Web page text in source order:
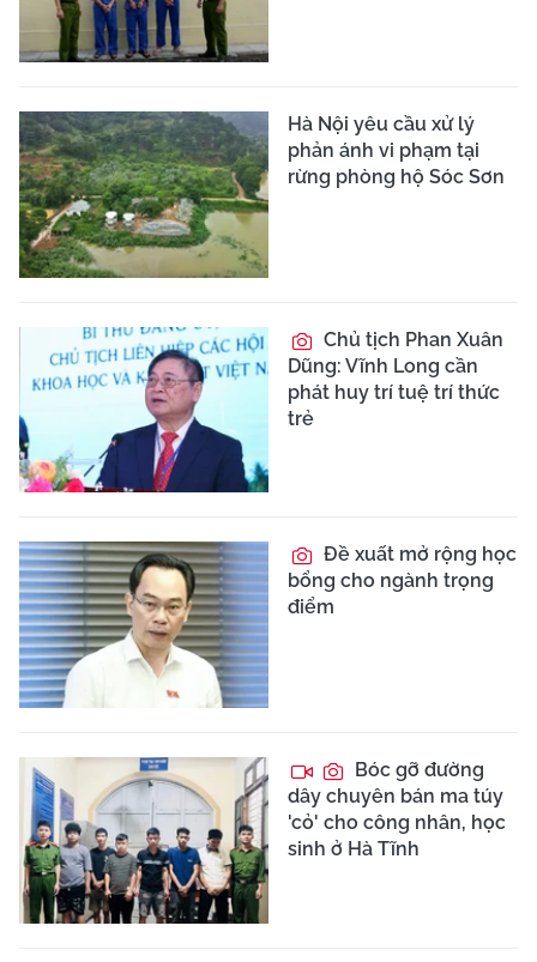
Hà Nội yêu cầu xử lý
phản ánh vi phạm tại
rừng phòng hộ Sóc Sơn
Chủ tịch Phan Xuân
Dũng: Vĩnh Long cần
phát huy trí tuệ trí thức
trẻ
Đề xuất mở rộng học
bổng cho ngành trọng
điểm
Bóc gỡ đường
dây chuyên bán ma túy
'cỏ' cho công nhân, học
sinh ở Hà Tĩnh